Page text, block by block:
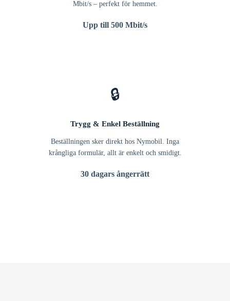
Mbit/s – perfekt för hemmet.
Upp till 500 Mbit/s
🔒
Trygg & Enkel Beställning
Beställningen sker direkt hos Nymobil. Inga
krångliga formulär, allt är enkelt och smidigt.
30 dagars ångerrätt